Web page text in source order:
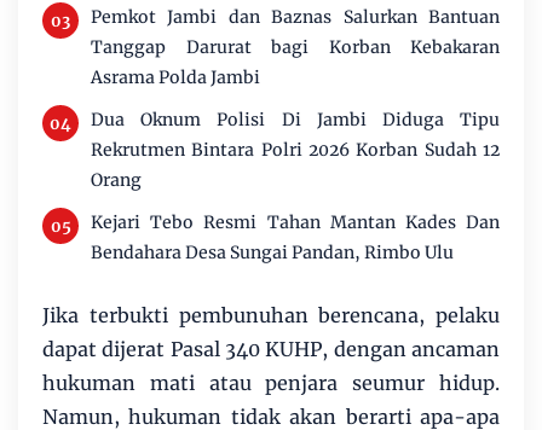
Pemkot Jambi dan Baznas Salurkan Bantuan
Tanggap Darurat bagi Korban Kebakaran
Asrama Polda Jambi
Dua Oknum Polisi Di Jambi Diduga Tipu
Rekrutmen Bintara Polri 2026 Korban Sudah 12
Orang
Kejari Tebo Resmi Tahan Mantan Kades Dan
Bendahara Desa Sungai Pandan, Rimbo Ulu
Jika terbukti pembunuhan berencana, pelaku
dapat dijerat Pasal 340 KUHP, dengan ancaman
hukuman mati atau penjara seumur hidup.
Namun, hukuman tidak akan berarti apa-apa